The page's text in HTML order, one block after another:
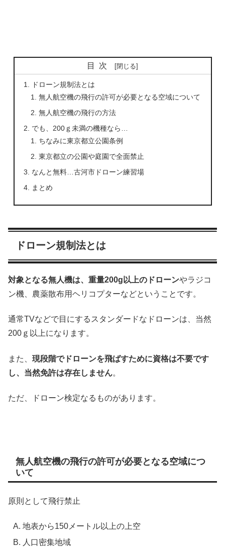
目次
ドローン規制法とは
無人航空機の飛行の許可が必要となる空域について
無人航空機の飛行の方法
でも、200ｇ未満の機種なら…
ちなみに東京都立公園条例
東京都立の公園や庭園で全面禁止
なんと無料…古河市ドローン練習場
まとめ
ドローン規制法とは
対象となる無人機は、重量200g以上のドローンやラジコ
ン機、農薬散布用ヘリコプターなどということです。
通常TVなどで目にするスタンダードなドローンは、当然
200ｇ以上になります。
また、 現段階でドローンを飛ばすために資格は不要です
し、当然免許は存在しません。
ただ、ドローン検定なるものがあります。
無人航空機の飛行の許可が必要となる空域につ
いて
原則として飛行禁止
地表から150メートル以上の上空
人口密集地域